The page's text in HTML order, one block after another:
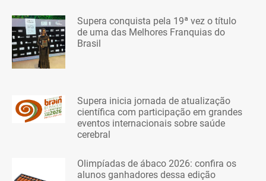
Supera conquista pela 19ª vez o título
de uma das Melhores Franquias do
Brasil
Supera inicia jornada de atualização
científica com participação em grandes
eventos internacionais sobre saúde
cerebral
Olimpíadas de ábaco 2026: confira os
alunos ganhadores dessa edição